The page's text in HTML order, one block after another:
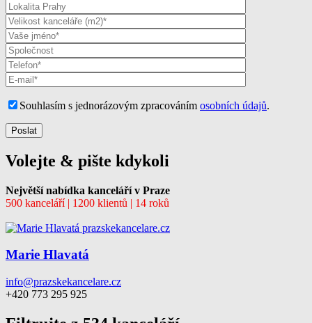
Souhlasím s jednorázovým zpracováním osobních údajů.
Volejte & pište kdykoli
Největší nabídka kanceláří v Praze
500 kanceláří | 1200 klientů | 14 roků
Marie Hlavatá
info@prazskekancelare.cz
+420 773 295 925